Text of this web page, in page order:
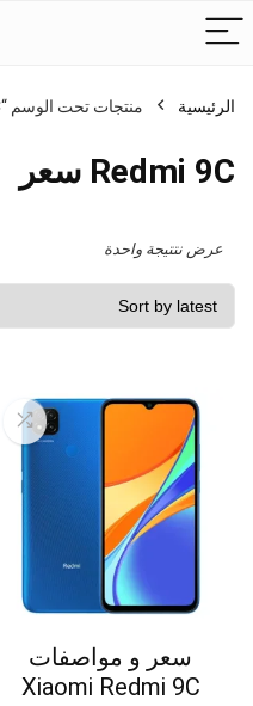
الرئيسية منتجات تحت الوسم “Redmi 9C سعر”
Redmi 9C سعر
عرض نتتيجة واحدة
سعر و مواصفات
Xiaomi Redmi 9C